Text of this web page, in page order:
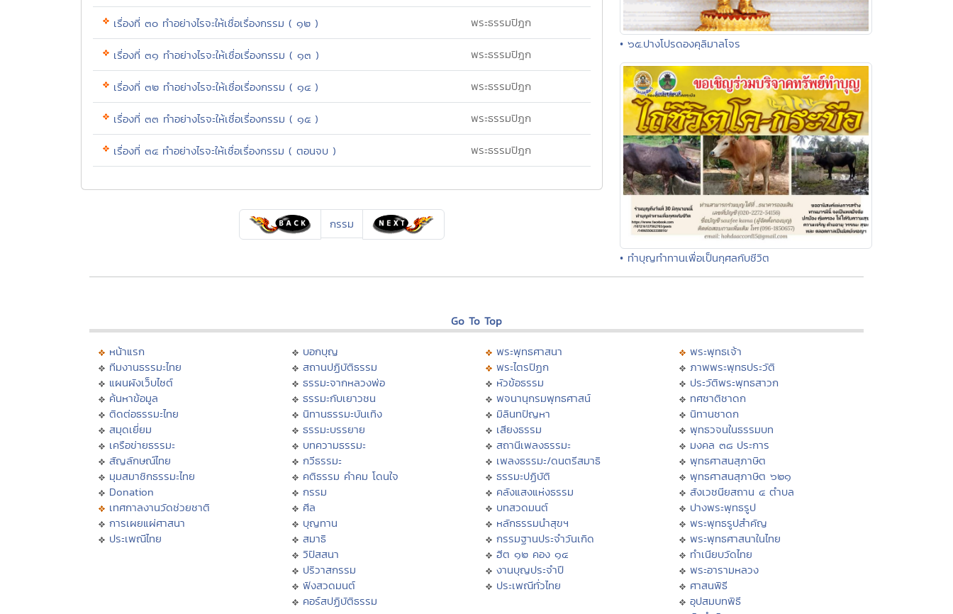
เรื่องที่ ๓๐ ทำอย่างไรจะให้เชื่อเรื่องกรรม ( ๑๒ ) พระธรรมปิฎก
เรื่องที่ ๓๑ ทำอย่างไรจะให้เชื่อเรื่องกรรม ( ๑๓ ) พระธรรมปิฎก
เรื่องที่ ๓๒ ทำอย่างไรจะให้เชื่อเรื่องกรรม ( ๑๔ ) พระธรรมปิฎก
เรื่องที่ ๓๓ ทำอย่างไรจะให้เชื่อเรื่องกรรม ( ๑๕ ) พระธรรมปิฎก
เรื่องที่ ๓๔ ทำอย่างไรจะให้เชื่อเรื่องกรรม ( ตอนจบ ) พระธรรมปิฎก
กรรม
• ๖๕.ปางโปรดองคุลิมาลโจร
• ทำบุญทำทานเพื่อเป็นกุศลกับชีวิต
Go To Top
หน้าแรก
ทีมงานธรรมะไทย
แผนผังเว็บไซต์
ค้นหาข้อมูล
ติดต่อธรรมะไทย
สมุดเยี่ยม
เครือข่ายธรรมะ
สัญลักษณ์ไทย
มุมสมาชิกธรรมะไทย
Donation
เทศกาลงานวัดช่วยชาติ
การเผยแผ่ศาสนา
ประเพณีไทย
บอกบุญ
สถานปฏิบัติธรรม
ธรรมะจากหลวงพ่อ
ธรรมะกับเยาวชน
นิทานธรรมะบันเทิง
ธรรมะบรรยาย
บทความธรรมะ
กวีธรรมะ
คติธรรม คำคม โดนใจ
กรรม
ศีล
บุญทาน
สมาธิ
วิปัสสนา
ปริวาสกรรม
ฟังสวดมนต์
คอร์สปฏิบัติธรรม
พระพุทธศาสนา
พระไตรปิฏก
หัวข้อธรรม
พจนานุกรมพุทธศาสน์
มิลินทปัญหา
เสียงธรรม
สถานีเพลงธรรมะ
เพลงธรรมะ/ดนตรีสมาธิ
ธรรมะปฏิบัติ
คลังแสงแห่งธรรม
บทสวดมนต์
หลักธรรมนำสุขฯ
กรรมฐานประจำวันเกิด
ฮีต ๑๒ คอง ๑๔
งานบุญประจำปี
ประเพณีทั่วไทย
พระพุทธเจ้า
ภาพพระพุทธประวัติ
ประวัติพระพุทธสาวก
ทศชาติชาดก
นิทานชาดก
พุทธวจนในธรรมบท
มงคล ๓๘ ประการ
พุทธศาสนสุภาษิต
พุทธศาสนสุภาษิต ๖๒๑
สังเวชนียสถาน ๔ ตำบล
ปางพระพุทธรูป
พระพุทธรูปสำคัญ
พระพุทธศาสนาในไทย
ทำเนียบวัดไทย
พระอารามหลวง
ศาสนพิธี
อุปสมบทพิธี